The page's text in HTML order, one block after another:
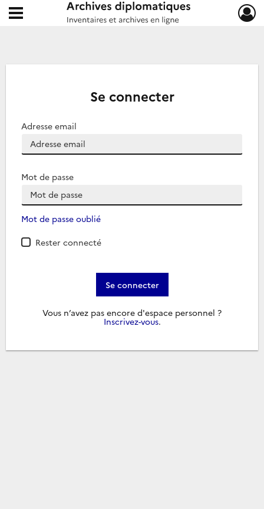
Archives diplomatiques
Ouvrir le menu déroulant
Se connecter
Adresse email
Mot de passe
Mot de passe oublié
Rester connecté
Se connecter
Vous n’avez pas encore d'espace personnel ?
Inscrivez-vous.